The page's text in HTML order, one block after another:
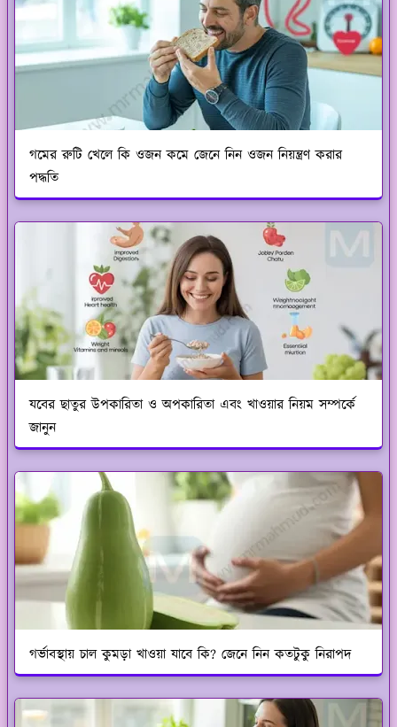
গমের রুটি খেলে কি ওজন কমে জেনে নিন ওজন নিয়ন্ত্রণ করার
পদ্ধতি
যবের ছাতুর উপকারিতা ও অপকারিতা এবং খাওয়ার নিয়ম সম্পর্কে
জানুন
গর্ভাবস্থায় চাল কুমড়া খাওয়া যাবে কি? জেনে নিন কতটুকু নিরাপদ